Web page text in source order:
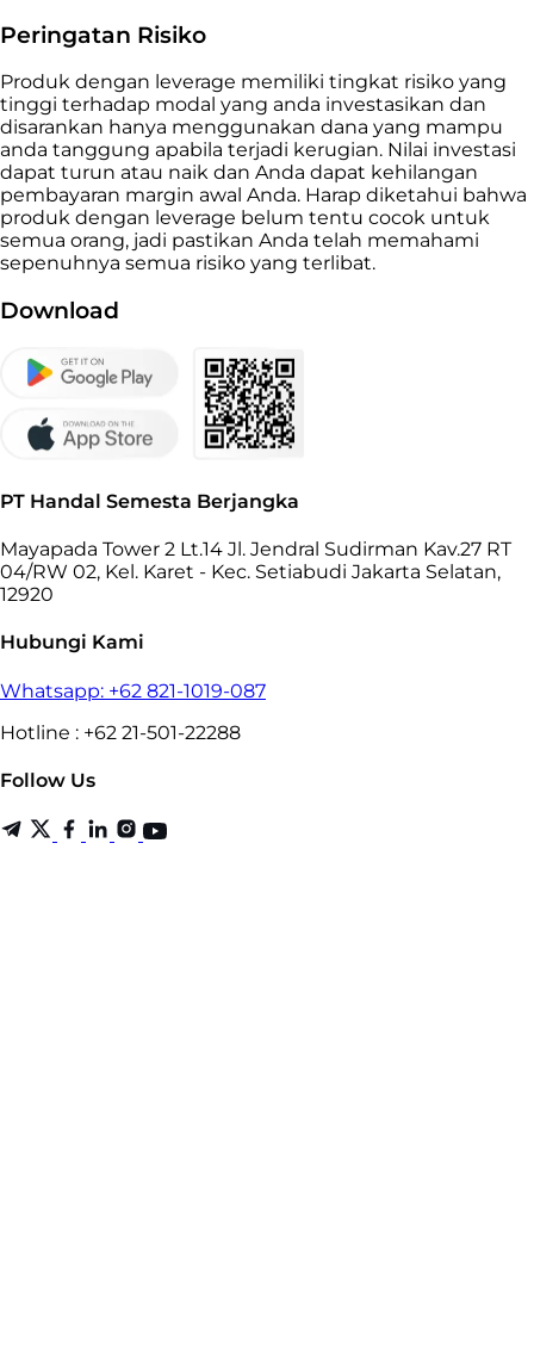
Peringatan Risiko
Produk dengan leverage memiliki tingkat risiko yang
tinggi terhadap modal yang anda investasikan dan
disarankan hanya menggunakan dana yang mampu
anda tanggung apabila terjadi kerugian. Nilai investasi
dapat turun atau naik dan Anda dapat kehilangan
pembayaran margin awal Anda. Harap diketahui bahwa
produk dengan leverage belum tentu cocok untuk
semua orang, jadi pastikan Anda telah memahami
sepenuhnya semua risiko yang terlibat.
Download
PT Handal Semesta Berjangka
Mayapada Tower 2 Lt.14 Jl. Jendral Sudirman Kav.27 RT
04/RW 02, Kel. Karet - Kec. Setiabudi Jakarta Selatan,
12920
Hubungi Kami
Whatsapp: +62 821-1019-087
Hotline : +62 21-501-22288
Follow Us